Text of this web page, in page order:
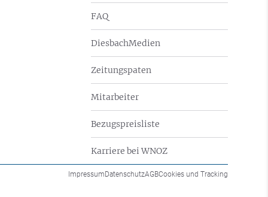
FAQ
DiesbachMedien
Zeitungspaten
Mitarbeiter
Bezugspreisliste
Karriere bei WNOZ
ImpressumDatenschutzAGBCookies und Tracking